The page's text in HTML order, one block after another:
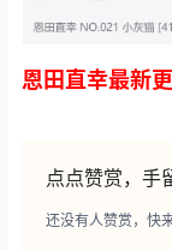
恩田直幸最新
点点赞赏，手
还没有人赞赏，快